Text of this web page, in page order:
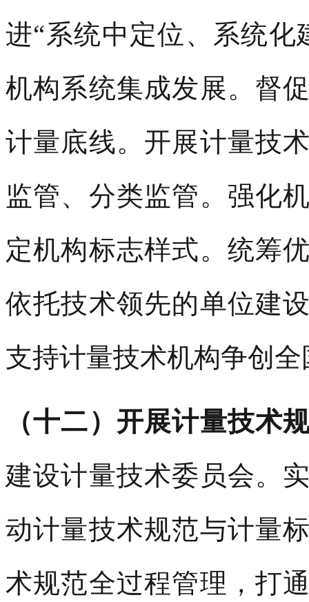
进“系统中定位、系统
机构系统集成发展。督
计量底线。开展计量技
监管、分类监管。强化
定机构标志样式。统筹
依托技术领先的单位建
支持计量技术机构争创
（十二）开展计量技术
建设计量技术委员会。
动计量技术规范与计量
术规范全过程管理，打